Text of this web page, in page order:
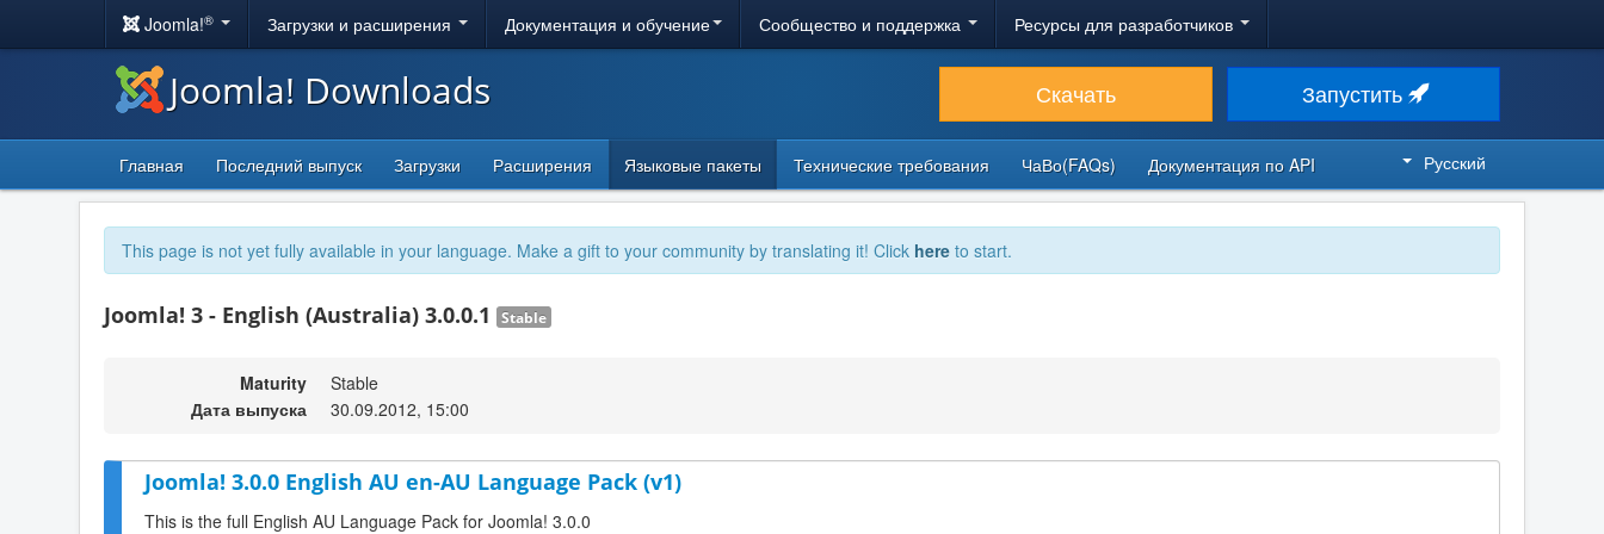
Joomla!® Загрузки и расширения Документация и обучение Сообщество и поддержка Ресурсы для разработчиков
Joomla! Downloads Скачать Запустить
Главная Последний выпуск Загрузки Расширения Языковые пакеты Технические требования ЧаВо(FAQs) Документация по API Русский
This page is not yet fully available in your language. Make a gift to your community by translating it! Click here to start.
Joomla! 3 - English (Australia) 3.0.0.1 Stable
Maturity
Stable
Дата выпуска
30.09.2012, 15:00
Joomla! 3.0.0 English AU en-AU Language Pack (v1)
This is the full English AU Language Pack for Joomla! 3.0.0